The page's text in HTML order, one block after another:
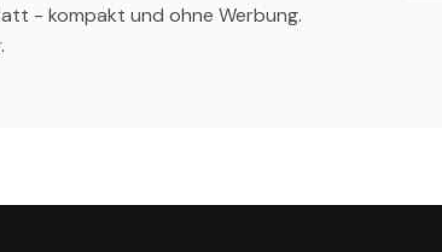
- kompakt und ohne Werbung.